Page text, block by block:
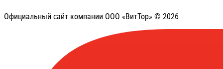
Официальный сайт компании ООО «ВитТор» © 2026